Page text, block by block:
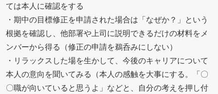
ては本人に確認をする
・期中の目標修正を申請された場合は「なぜか？」という
根拠を確認し、他部署や上司に説明できるだけの材料をメ
ンバーから得る（修正の申請を鵜呑みにしない）
・リラックスした場を生かして、今後のキャリアについて
本人の意向を聞いてみる（本人の感触を大事にする。「〇
〇職が向いていると思うよ」などと、自分の考えを押し付